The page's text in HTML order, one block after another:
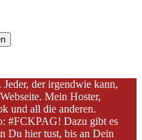
der irgendwie kann,
Mein Hoster,
und all die anderen.
#FCKPAG! Dazu gibt es
Du hier tust, bis an Dein